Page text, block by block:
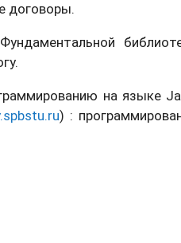
договоры.
на языке
) :